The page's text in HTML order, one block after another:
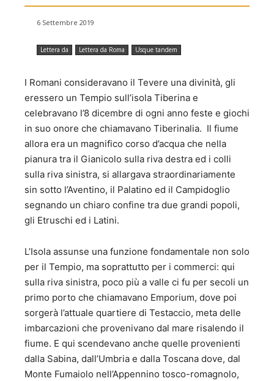
6 Settembre 2019
Lettera da Lettera da Roma Usque tandem
I Romani consideravano il Tevere una divinità, gli
eressero un Tempio sull’isola Tiberina e
celebravano l’8 dicembre di ogni anno feste e giochi
in suo onore che chiamavano Tiberinalia. Il fiume
allora era un magnifico corso d’acqua che nella
pianura tra il Gianicolo sulla riva destra ed i colli
sulla riva sinistra, si allargava straordinariamente
sin sotto l’Aventino, il Palatino ed il Campidoglio
segnando un chiaro confine tra due grandi popoli,
gli Etruschi ed i Latini.
L’Isola assunse una funzione fondamentale non solo
per il Tempio, ma soprattutto per i commerci: qui
sulla riva sinistra, poco più a valle ci fu per secoli un
primo porto che chiamavano Emporium, dove poi
sorgerà l’attuale quartiere di Testaccio, meta delle
imbarcazioni che provenivano dal mare risalendo il
fiume. E qui scendevano anche quelle provenienti
dalla Sabina, dall’Umbria e dalla Toscana dove, dal
Monte Fumaiolo nell’Appennino tosco-romagnolo,